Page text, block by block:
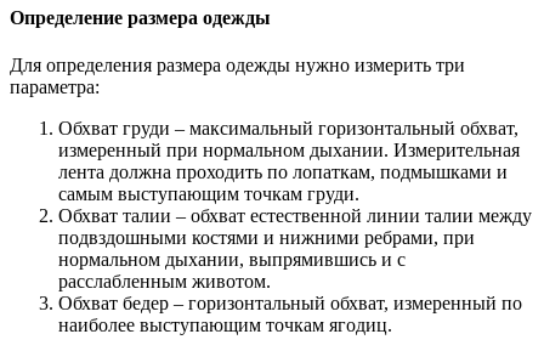
Определение размера одежды
Для определения размера одежды нужно измерить три
параметра:
Обхват груди – максимальный горизонтальный обхват,
измеренный при нормальном дыхании. Измерительная
лента должна проходить по лопаткам, подмышками и
самым выступающим точкам груди.
Обхват талии – обхват естественной линии талии между
подвздошными костями и нижними ребрами, при
нормальном дыхании, выпрямившись и с
расслабленным животом.
Обхват бедер – горизонтальный обхват, измеренный по
наиболее выступающим точкам ягодиц.